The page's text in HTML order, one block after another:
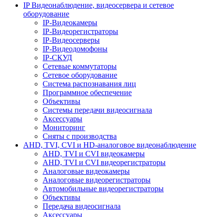
IP Видеонаблюдение, видеосервера и сетевое
оборудование
IP-Видеокамеры
IP-Видеорегистраторы
IP-Видеосерверы
IP-Видеодомофоны
IP-СКУД
Сетевые коммутаторы
Сетевое оборудование
Система распознавания лиц
Программное обеспечение
Объективы
Системы передачи видеосигнала
Аксессуары
Мониторинг
Сняты с производства
AHD, TVI, CVI и HD-аналоговое видеонаблюдение
AHD, TVI и CVI видеокамеры
AHD, TVI и CVI видеорегистраторы
Аналоговые видеокамеры
Аналоговые видеорегистраторы
Автомобильные видеорегистраторы
Объективы
Передача видеосигнала
Аксессуары